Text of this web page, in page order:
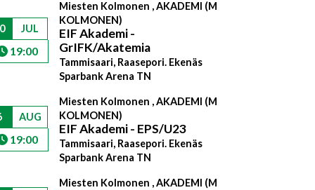
JUL
19:00
Miesten Kolmonen , AKADEMI (M
KOLMONEN)
EIF Akademi -
GrIFK/Akatemia
Tammisaari, Raasepori. Ekenäs
Sparbank Arena TN
AUG
19:00
Miesten Kolmonen , AKADEMI (M
KOLMONEN)
EIF Akademi - EPS/U23
Tammisaari, Raasepori. Ekenäs
Sparbank Arena TN
Miesten Kolmonen , AKADEMI (M